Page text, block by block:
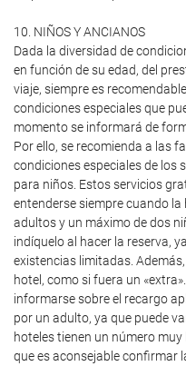
10. NIÑOS Y ANCIANOS
Dada la diversidad de
en función de su edad, del
viaje, siempre es
condiciones especiales que
momento se informará de
Por ello, se recomienda a las
condiciones especiales de los
para niños. Estos servicios
entenderse siempre cuando
adultos y un máximo de dos
indíquelo al hacer la reserva,
existencias limitadas.
hotel, como si fuera un
informarse sobre el recargo
por un adulto, ya que puede
hoteles tienen un número
que es aconsejable confirmar